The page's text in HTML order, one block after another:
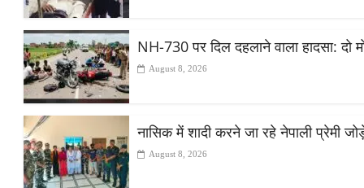
NH-730 पर दिल दहलाने वाला हादसा: दो
August 8, 2026
नासिक में शादी करने जा रहे नेपाली प्रेमी
August 8, 2026